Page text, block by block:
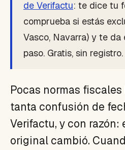
de Verifactu: te dice tu
comprueba si estás
Vasco, Navarra) y te da
paso. Gratis, sin registro.
Pocas normas
tanta confusión de
Verifactu, y con razón:
original cambió.